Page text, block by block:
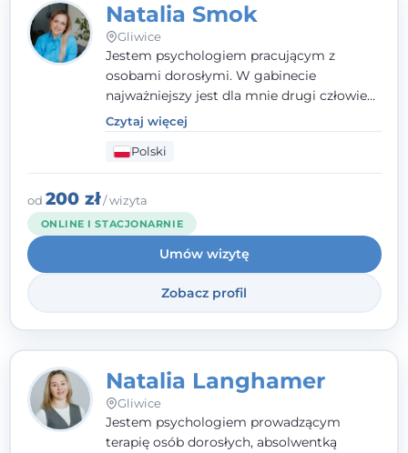
Natalia Smok
Gliwice
Jestem psychologiem pracującym z
osobami dorosłymi. W gabinecie
najważniejszy jest dla mnie drugi człowiek
- wierzę, że empatia, autentyczność i pełne
zaangażowanie tworzą bezpieczną
przestrzeń, będącą podstawą pracy nad
zmianą. W praktyce korzystam m.in. z
narzędzi Racjonalnej Terapii Zachowania.
Czytaj więcej
Polski
od 200 zł/ wizyta
ONLINE I STACJONARNIE
Umów wizytę
Zobacz profil
Natalia Langhamer
Gliwice
Jestem psychologiem prowadzącym
terapię osób dorosłych, absolwentką